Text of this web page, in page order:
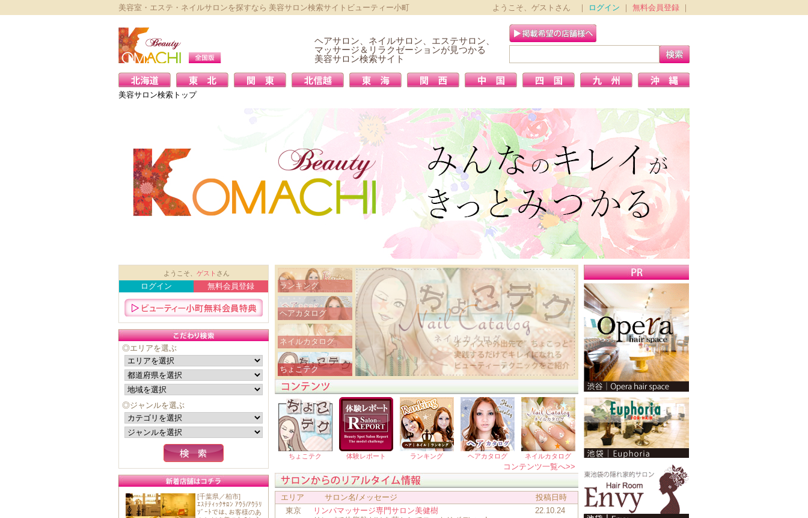
美容室・エステ・ネイルサロンを探すなら 美容サロン検索サイトビューティー小町 ようこそ、ゲストさん ｜ ログイン 無料会員登録
ヘアサロン、ネイルサロン、エステサロン、
マッサージ＆リラクゼーションが見つかる
美容サロン検索サイト
美容サロン検索トップ
ちょこテク
ランキング
ヘアカタログ
ネイルカタログ
ちょこテク
ちょこテク 体験レポート ランキング ヘアカタログ ネイルカタログ
コンテンツ一覧へ>>
エリア サロン名/メッセージ
投稿日時
東京
リンパマッサージ専門サロン美健樹
22.10.24
ようこそ、 ゲスト さん
ログイン 無料会員登録
◎エリアを選ぶ
◎ジャンルを選ぶ
[千葉県／柏市]
ｴｽﾃﾃｨｯｸｻﾛﾝ ｱｳﾗ/ｱｳﾗﾘ
ｿﾞｰﾄでは､お客様のあ